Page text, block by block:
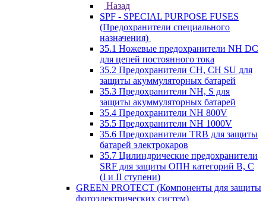
Назад
SPF - SPECIAL PURPOSE FUSES
(Предохранители специального
назначения)
35.1 Ножевые предохранители NH DC
для цепей постоянного тока
35.2 Предохранители CH, CH SU для
защиты акуммуляторных батарей
35.3 Предохранители NH, S для
защиты акуммуляторных батарей
35.4 Предохранители NH 800V
35.5 Предохранители NH 1000V
35.6 Предохранители TRB для защиты
батарей электрокаров
35.7 Цилиндрические предохранители
SRF для защиты ОПН категорий B, C
(I и II ступени)
GREEN PROTECT (Компоненты для защиты
фотоэлектрических систем)